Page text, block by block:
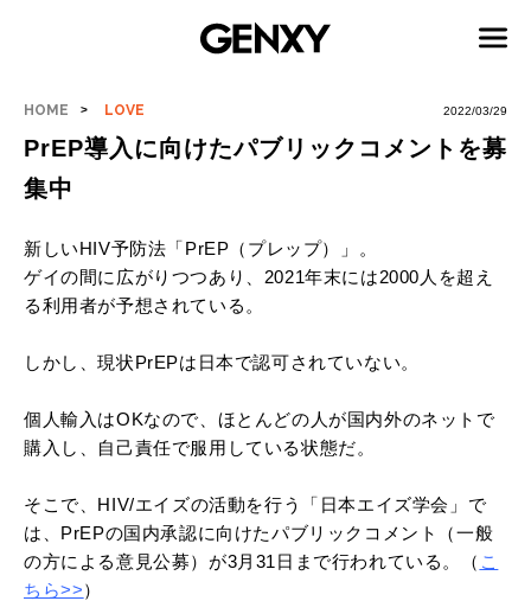
HOME LOVE 2022/03/29
PrEP導入に向けたパブリックコメントを募
集中
新しいHIV予防法「PrEP（プレップ）」。
ゲイの間に広がりつつあり、2021年末には2000人を超え
る利用者が予想されている。
しかし、現状PrEPは日本で認可されていない。
個人輸入はOKなので、ほとんどの人が国内外のネットで
購入し、自己責任で服用している状態だ。
そこで、HIV/エイズの活動を行う「日本エイズ学会」で
は、PrEPの国内承認に向けたパブリックコメント（一般
の方による意見公募）が3月31日まで行われている。（ こ
ちら>>）